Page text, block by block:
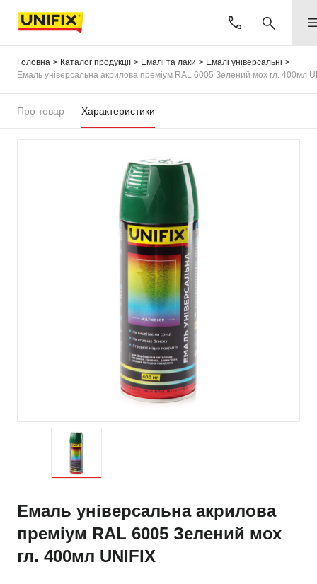
Головна Каталог продукції Емалі та лаки
Емалі універсальні
Емаль універсальна акрилова преміум RAL 6005 Зелений мох гл. 400мл
Про товар Характеристики
Емаль універсальна акрилова
преміум RAL 6005 Зелений мох
гл. 400мл UNIFIX